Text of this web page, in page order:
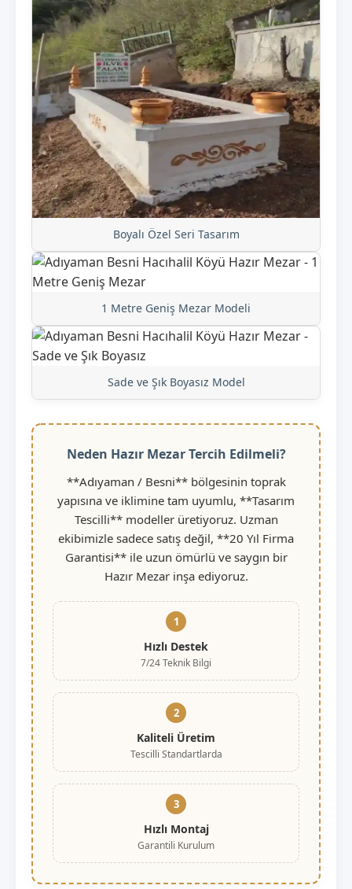
Boyalı Özel Seri Tasarım
1 Metre Geniş Mezar Modeli
Sade ve Şık Boyasız Model
Neden Hazır Mezar Tercih Edilmeli?
**Adıyaman / Besni** bölgesinin toprak
yapısına ve iklimine tam uyumlu, **Tasarım
Tescilli** modeller üretiyoruz. Uzman
ekibimizle sadece satış değil, **20 Yıl Firma
Garantisi** ile uzun ömürlü ve saygın bir
Hazır Mezar inşa ediyoruz.
1
Hızlı Destek
7/24 Teknik Bilgi
2
Kaliteli Üretim
Tescilli Standartlarda
3
Hızlı Montaj
Garantili Kurulum